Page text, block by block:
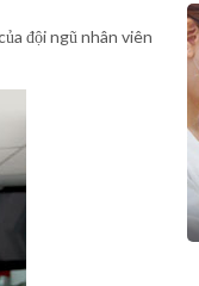
đội ngũ nhân viên